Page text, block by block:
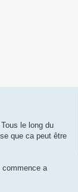
le long du
que ca peut être
commence a